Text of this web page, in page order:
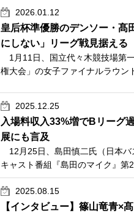
2026.01.12
皇后杯準優勝のデンソー・
にしない」リーグ戦見据える
1月11日、国立代々木競技場第
権大会」の女子ファイナルラウン
2025.12.25
入場料収入33%増でBリーグ
展にも言及
12月25日、島田慎二氏（日本バ
キャスト番組『島田のマイク』第
2025.08.15
【インタビュー】篠山竜青×